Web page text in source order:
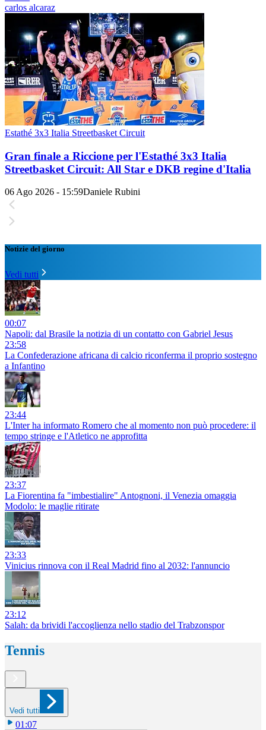
carlos alcaraz
Estathé 3x3 Italia Streetbasket Circuit
Gran finale a Riccione per l'Estathé 3x3 Italia
Streetbasket Circuit: All Star e DKB regine d'Italia
06 Ago 2026 - 15:59Daniele Rubini
Notizie del giorno
Vedi tutti
00:07
Napoli: dal Brasile la notizia di un contatto con Gabriel Jesus
23:58
La Confederazione africana di calcio riconferma il proprio sostegno
a Infantino
23:44
L'Inter ha informato Romero che al momento non può procedere: il
tempo stringe e l'Atletico ne approfitta
23:37
La Fiorentina fa "imbestialire" Antognoni, il Venezia omaggia
Modolo: le maglie ritirate
23:33
Vinicius rinnova con il Real Madrid fino al 2032: l'annuncio
23:12
Salah: da brividi l'accoglienza nello stadio del Trabzonspor
Tennis
Vedi tutti
01:07